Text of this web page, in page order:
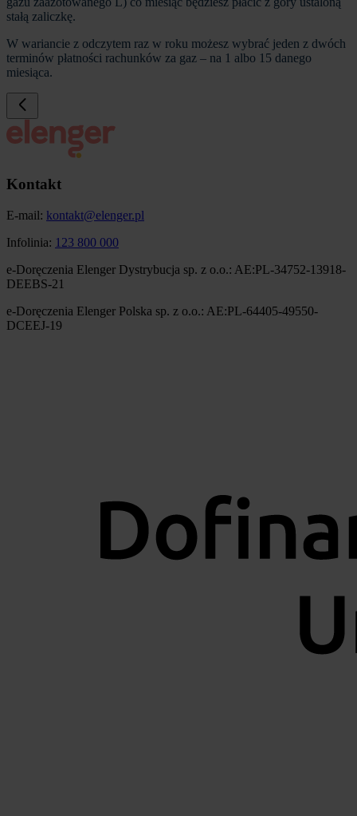
stałą zaliczkę.
W wariancie z odczytem raz w roku możesz wybrać jeden z dwóch
terminów płatności rachunków za gaz – na 1 albo 15 danego
miesiąca.
Kontakt
E-mail: kontakt@elenger.pl
Infolinia: 123 800 000
e-Doręczenia Elenger Dystrybucja sp. z o.o.: AE:PL-34752-13918-
DEEBS-21
e-Doręczenia Elenger Polska sp. z o.o.: AE:PL-64405-49550-
DCEEJ-19